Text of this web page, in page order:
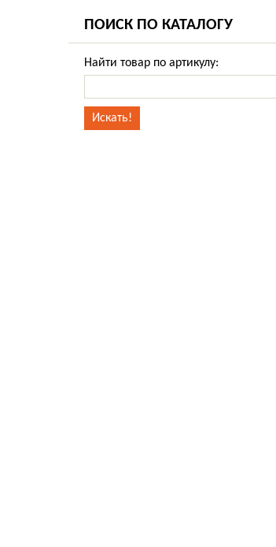
ПОИСК ПО КАТАЛОГУ
Найти товар по артикулу: